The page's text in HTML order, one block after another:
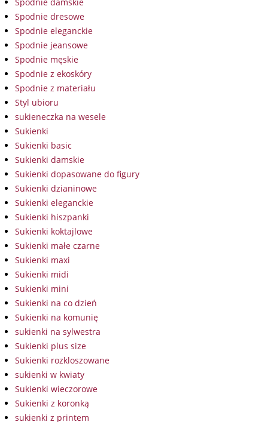
Spodnie dresowe
Spodnie eleganckie
Spodnie jeansowe
Spodnie męskie
Spodnie z ekoskóry
Spodnie z materiału
Styl ubioru
sukieneczka na wesele
Sukienki
Sukienki basic
Sukienki damskie
Sukienki dopasowane do figury
Sukienki dzianinowe
Sukienki eleganckie
Sukienki hiszpanki
Sukienki koktajlowe
Sukienki małe czarne
Sukienki maxi
Sukienki midi
Sukienki mini
Sukienki na co dzień
Sukienki na komunię
sukienki na sylwestra
Sukienki plus size
Sukienki rozkloszowane
sukienki w kwiaty
Sukienki wieczorowe
Sukienki z koronką
sukienki z printem